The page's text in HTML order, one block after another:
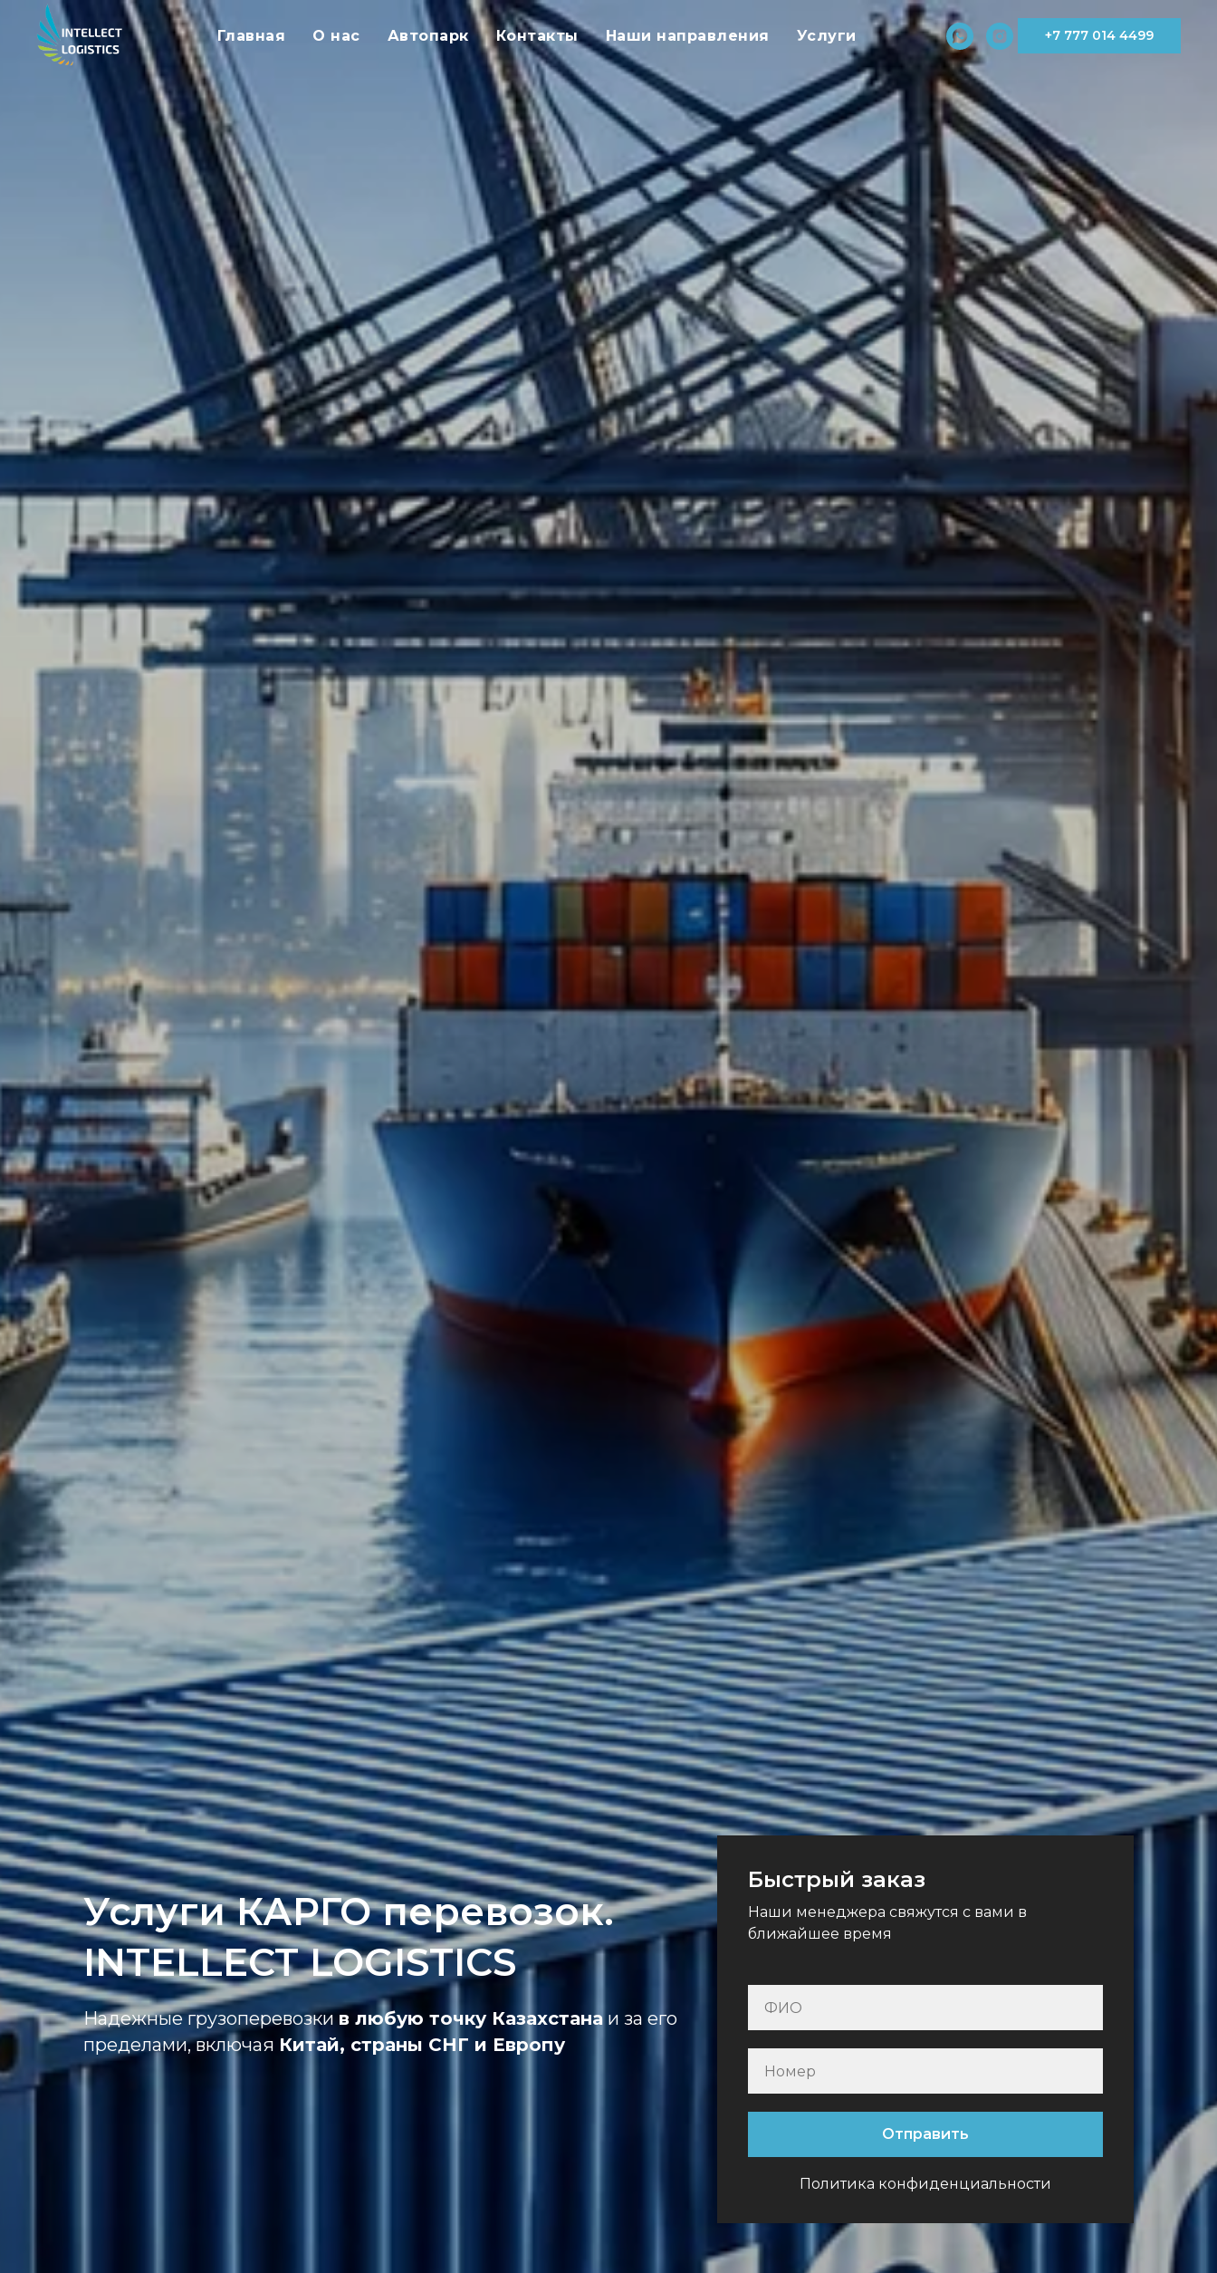
Главная О нас Автопарк Контакты Наши направления Услуги +7 777 014 4499
Услуги КАРГО перевозок.
INTELLECT LOGISTICS
Надежные грузоперевозки в любую точку Казахстана и за его
пределами, включая Китай, страны СНГ и Европу
Быстрый заказ
Наши менеджера свяжутся с вами в
ближайшее время
Отправить
Политика конфиденциальности